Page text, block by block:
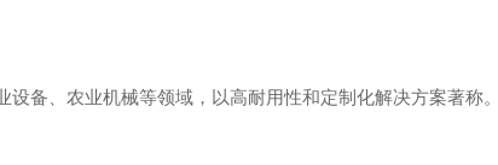
备、农业机械等领域，以高耐用性和定制化解决方案著称。